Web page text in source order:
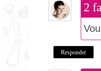
2
Responder